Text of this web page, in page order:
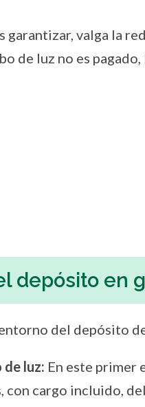
garantizar, valga la
de luz no es pagado,
depósito en
del depósito
de luz: En este primer
con cargo incluido,